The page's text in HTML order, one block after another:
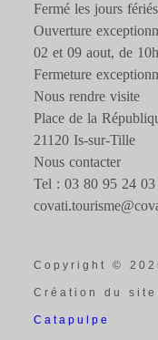
Fermé les jours
Ouverture
02 et 09 aout, de
Fermeture
Nous rendre visite
Place de la
21120 Is-sur-Tille
Nous contacter
Tel : 03 80 95 24 03
Copyright ©
Création du
Catapulpe